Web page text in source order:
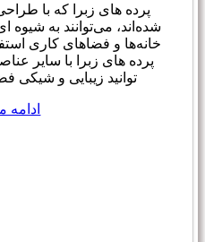
پرده های زبرا که با
شده‌اند، می‌توانند به شیوه
خانه‌ها و فضاهای کاری
پرده های زبرا با سایر
توانید زیبایی و شیکی